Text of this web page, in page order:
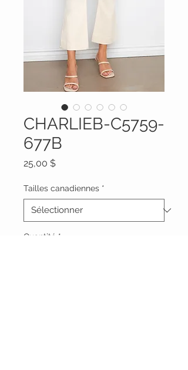
CHARLIEB-C5759-
677B
25,00 $Prix
Tailles canadiennes *
Quantité *